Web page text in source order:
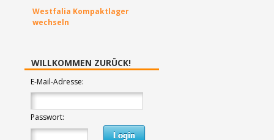
Westfalia Kompaktlager
wechseln
WILLKOMMEN ZURÜCK!
E-Mail-Adresse:
Passwort: